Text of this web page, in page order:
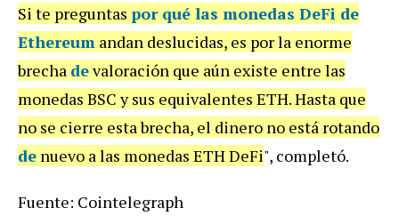
Si te preguntas por qué las monedas DeFi de
Ethereum andan deslucidas, es por la enorme
brecha devaloración que aún existe entre las
monedas BSC y sus equivalentes ETH. Hasta que
no se cierre esta brecha, el dinero no está rotando
de nuevo a las monedas ETH DeFi", completó.
Fuente: Cointelegraph